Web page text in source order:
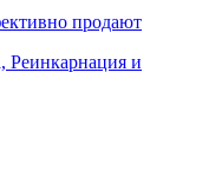
продают
Реинкарнация и